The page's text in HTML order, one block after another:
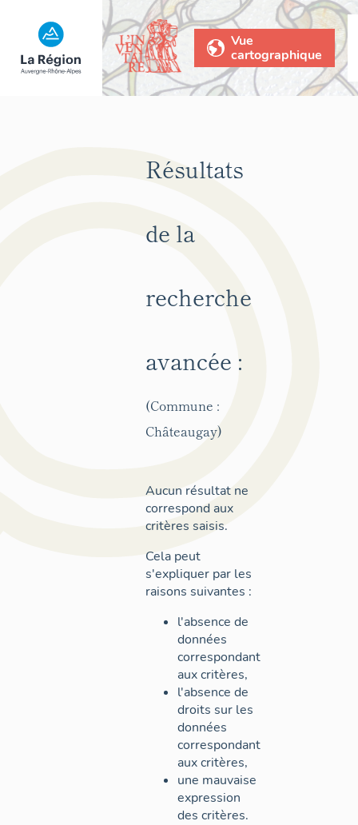
Vue
cartographique
Résultats
de la
recherche
avancée :
(Commune :
Châteaugay)
Aucun résultat ne
correspond aux
critères saisis.
Cela peut
s'expliquer par les
raisons suivantes :
l'absence de
données
correspondant
aux critères,
l'absence de
droits sur les
données
correspondant
aux critères,
une mauvaise
expression
des critères.